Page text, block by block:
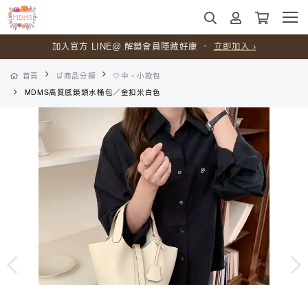
加入官方 LINE@ 解鎖會員隱藏好康 ・ 立即加入 ›
首頁 🛒商品分類
🤍中、小款包
MDMS高質感鎖頭水桶包／金扣米白色